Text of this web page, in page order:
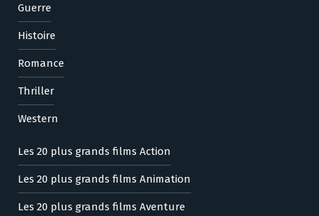
Guerre
Histoire
Romance
Thriller
Western
Les 20 plus grands films Action
Les 20 plus grands films Animation
Les 20 plus grands films Aventure